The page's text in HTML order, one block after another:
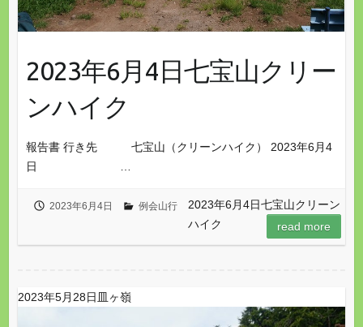
2023年6月4日七宝山クリー
ンハイク
報告書 行き先 七宝山（クリーンハイク） 2023年6月4
日 …
2023年6月4日 例会山行
2023年6月4日七宝山クリーン
ハイク
read more
2023年5月28日皿ヶ嶺